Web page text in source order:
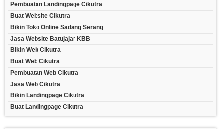
Pembuatan Landingpage Cikutra
Buat Website Cikutra
Bikin Toko Online Sadang Serang
Jasa Website Batujajar KBB
Bikin Web Cikutra
Buat Web Cikutra
Pembuatan Web Cikutra
Jasa Web Cikutra
Bikin Landingpage Cikutra
Buat Landingpage Cikutra